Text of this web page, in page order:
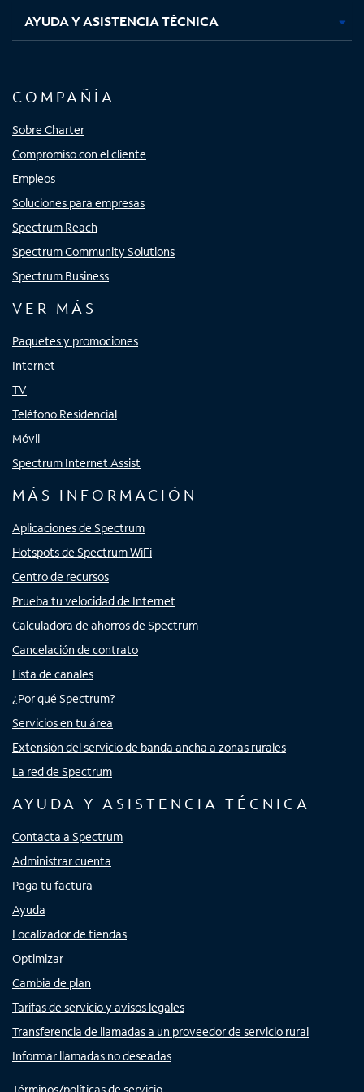
AYUDA Y ASISTENCIA TÉCNICA
COMPAÑÍA
Sobre Charter
Compromiso con el cliente
Empleos
Soluciones para empresas
Spectrum Reach
Spectrum Community Solutions
Spectrum Business
VER MÁS
Paquetes y promociones
Internet
TV
Teléfono Residencial
Móvil
Spectrum Internet Assist
MÁS INFORMACIÓN
Aplicaciones de Spectrum
Hotspots de Spectrum WiFi
Centro de recursos
Prueba tu velocidad de Internet
Calculadora de ahorros de Spectrum
Cancelación de contrato
Lista de canales
¿Por qué Spectrum?
Servicios en tu área
Extensión del servicio de banda ancha a zonas rurales
La red de Spectrum
AYUDA Y ASISTENCIA TÉCNICA
Contacta a Spectrum
Administrar cuenta
Paga tu factura
Ayuda
Localizador de tiendas
Optimizar
Cambia de plan
Tarifas de servicio y avisos legales
Transferencia de llamadas a un proveedor de servicio rural
Informar llamadas no deseadas